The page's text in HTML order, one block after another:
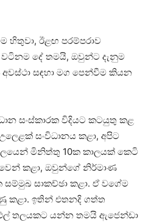
හිතුවා, ඊළඟ පරම්පරාව
දේ තමයි, ඔවුන්ට දැනුම
සඳහා මග පෙන්වීම කියන
සංස්කාරක විදියට කටයුතු කළ
සංවිධානය කළා, අපිට
මිනිත්තු 10ක කාලයක් කෙටි
කළා, ඔවුන්ගේ නිර්මාණ
සම්මුඛ සාකච්ඡා කළා. ඒ වගේම
ඉතින් එතනදි ගත්ත
තලයකට යන්න තමයි ඇජෙන්ඩා